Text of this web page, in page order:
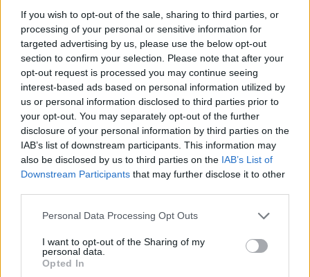
If you wish to opt-out of the sale, sharing to third parties, or
processing of your personal or sensitive information for
targeted advertising by us, please use the below opt-out
section to confirm your selection. Please note that after your
opt-out request is processed you may continue seeing
interest-based ads based on personal information utilized by
us or personal information disclosed to third parties prior to
your opt-out. You may separately opt-out of the further
disclosure of your personal information by third parties on the
IAB’s list of downstream participants. This information may
also be disclosed by us to third parties on the IAB’s List of
Downstream Participants that may further disclose it to other
Please note that this website/app uses one or more Google
not limited to your visit or usage behaviour. You may click to
grant or deny consent to Google and its third-party tags to
use your data for below specified purposes in below Google
Personal Data Processing Opt Outs
I want to opt-out of the Sharing of my
personal data.
Opted In
«Euro 2020» - Google Doodle: Πρεμιέρα σήμερα για τη
διοργάνωση - Σέντρα με το Ιταλία-Τουρκία και 16.000
θεατές
Euro 2020: Έναρξη της ποδοσφαιρικής γιορτής με
11.06.2021, 09:37